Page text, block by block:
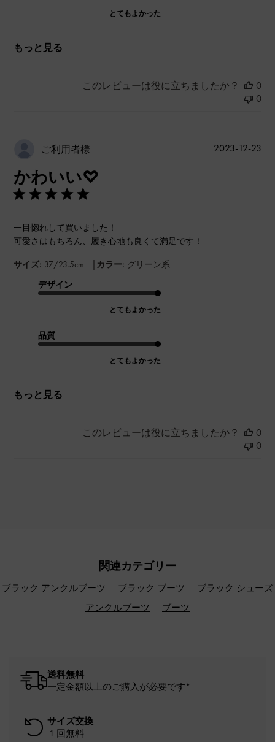
とてもよかった
もっと見る
このレビューは役に立ちましたか？
0
0
ご利用者様
かわいい♡
一目惚れして買いました！
可愛さはもちろん、履き心地も良くて満足です！
サイズ: 37/23.5cm | カラー: グリーン系
デザイン
とてもよかった
品質
とてもよかった
もっと見る
公
2023-12-23
このレビューは役に立ちましたか？
0
0
関連カテゴリー
ブラック アンクルブーツ ブラック ブーツ
ブラック シューズ
アンクルブーツ
ブーツ
送料無料
一定金額以上のご購入が必要です*
サイズ交換
１回無料